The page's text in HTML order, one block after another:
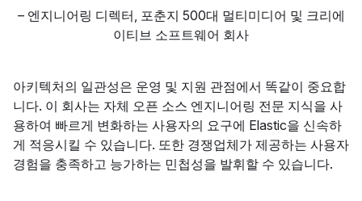
– 엔지니어링 디렉터 포춘지 500대 멀티미디어 및 크리에
이티브 소프트웨어 회사
아키텍처의 일관성은 운영 및 지원 관점에서 똑같이 중요합
니다. 이 회사는 자체 오픈 소스 엔지니어링 전문 지식을 사
용하여 빠르게 변화하는 사용자의 요구에 Elastic을 신속하
게 적응시킬 수 있습니다. 또한 경쟁업체가 제공하는 사용자
경험을 충족하고 능가하는 민첩성을 발휘할 수 있습니다.